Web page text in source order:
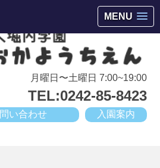
MENU
月曜日〜土曜日 7:00~19:00
TEL:0242-85-8423
入園案内
い合わせ